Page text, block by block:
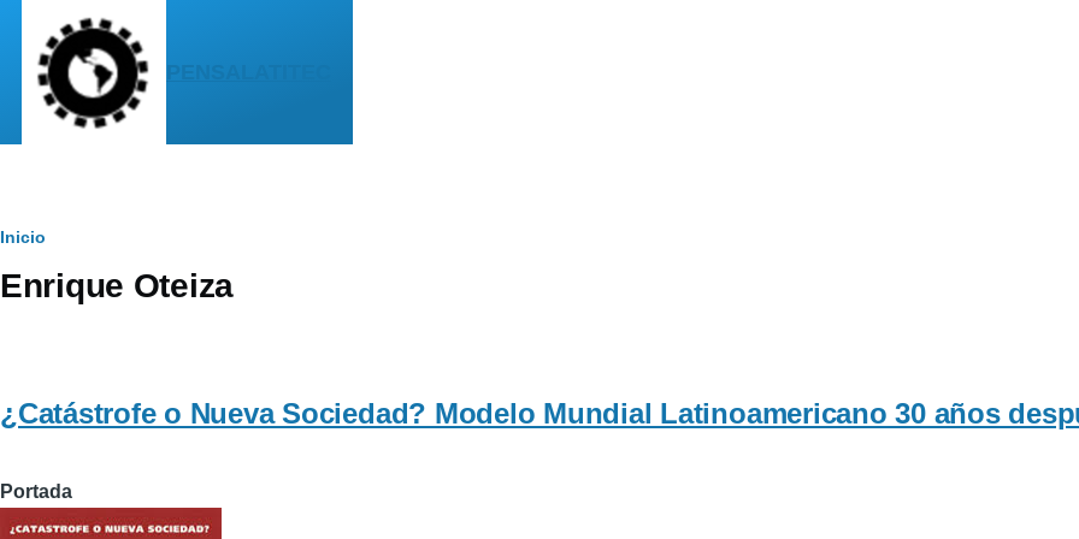
Pasar al contenido principal
Sobrescribir
enlaces
a
navegación
Inicio
Enrique Oteiza
¿Catástrofe o Nueva Sociedad? Modelo Mundial Latinoamericano 30 años
Portada